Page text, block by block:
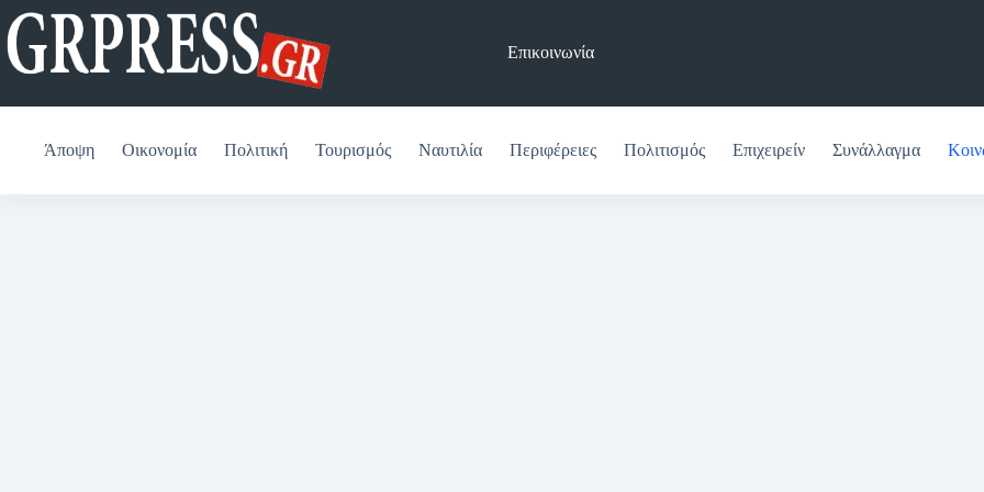
Μετάβαση
στο
περιεχόμενο
Επικοινωνία
Άποψη Οικονομία Πολιτική Τουρισμός Ναυτιλία Περιφέρειες Πολιτισμός Επιχειρείν Συνάλλαγμα